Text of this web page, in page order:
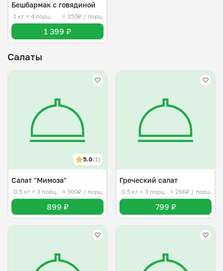
Бешбармак с говядиной
1 кг ≈ 4 порц. ≈ 350₽ / порц.
1 399 ₽
Салаты
5.0(1)
Салат "Мимоза"
0.5 кг ≈ 3 порц. ≈ 300₽ / порц.
899 ₽
Греческий салат
0.5 кг ≈ 3 порц. ≈ 266₽ / порц.
799 ₽